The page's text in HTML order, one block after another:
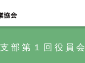
部第１回役員会